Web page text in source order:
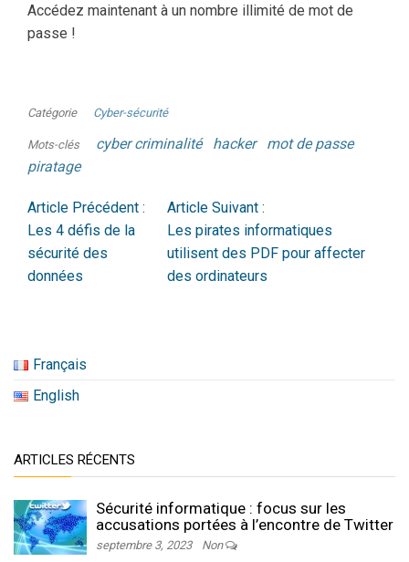
Accédez maintenant à un nombre illimité de mot de
passe !
Catégorie Cyber-sécurité
Mots-clés cyber criminalité hacker
mot de passe
piratage
Article Précédent :
Les 4 défis de la
sécurité des
données
Article Suivant :
Les pirates informatiques
utilisent des PDF pour affecter
des ordinateurs
Français
English
ARTICLES RÉCENTS
Sécurité informatique : focus sur les
accusations portées à l’encontre de Twitter
septembre 3, 2023 Non